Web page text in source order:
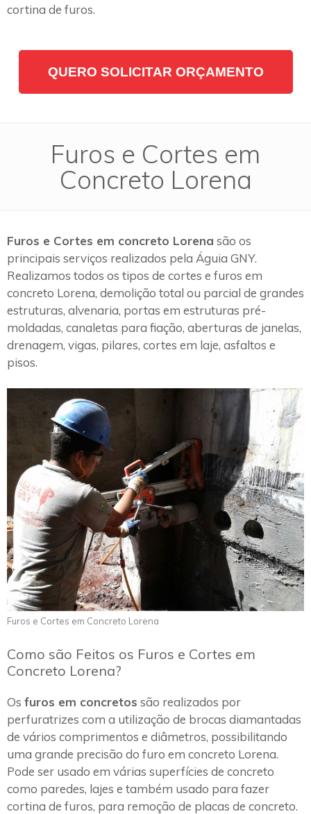
cortina de furos.
QUERO SOLICITAR ORÇAMENTO
Furos e Cortes em
Concreto Lorena
Furos e Cortes em concreto Lorena são os
principais serviços realizados pela Águia GNY.
Realizamos todos os tipos de cortes e furos em
concreto Lorena, demolição total ou parcial de grandes
estruturas, alvenaria, portas em estruturas pré-
moldadas, canaletas para fiação, aberturas de janelas,
drenagem, vigas, pilares, cortes em laje, asfaltos e
pisos.
Furos e Cortes em Concreto Lorena
Como são Feitos os Furos e Cortes em
Concreto Lorena?
Os furos em concretos são realizados por
perfuratrizes com a utilização de brocas diamantadas
de vários comprimentos e diâmetros, possibilitando
uma grande precisão do furo em concreto Lorena.
Pode ser usado em várias superfícies de concreto
como paredes, lajes e também usado para fazer
cortina de furos, para remoção de placas de concreto.